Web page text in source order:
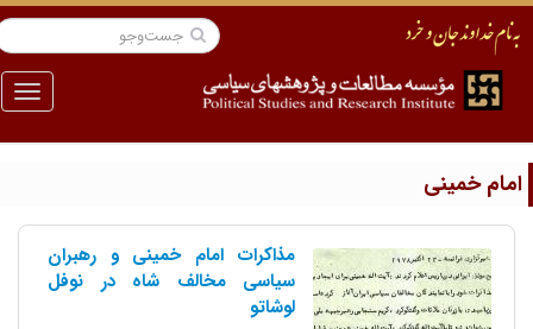
منو
خمینی
مذاکرات امام خمینی و رهبران
سیاسی مخالف شاه در نوفل
لوشاتو